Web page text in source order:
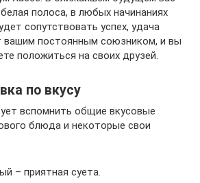
полоса, в любых начинаниях
сопутствовать успех, удача
вашим постоянным союзником, и вы
положиться на своих друзей.
по вкусу
вспомнить общие вкусовые
блюда и некоторые свои
– приятная суета.